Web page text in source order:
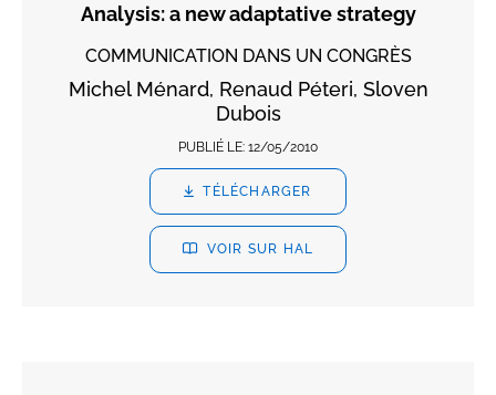
Analysis: a new adaptative strategy
COMMUNICATION DANS UN CONGRÈS
Michel Ménard, Renaud Péteri, Sloven
Dubois
PUBLIÉ LE: 12/05/2010
TÉLÉCHARGER
VOIR SUR HAL